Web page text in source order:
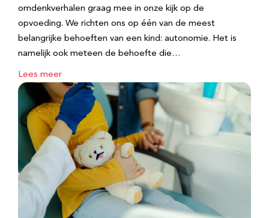
omdenkverhalen graag mee in onze kijk op de
opvoeding. We richten ons op één van de meest
belangrijke behoeften van een kind: autonomie. Het is
namelijk ook meteen de behoefte die…
Lees meer